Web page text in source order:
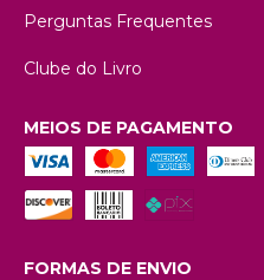
Perguntas Frequentes
Clube do Livro
MEIOS DE PAGAMENTO
FORMAS DE ENVIO